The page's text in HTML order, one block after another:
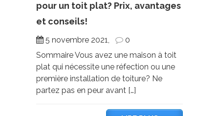
pour un toit plat? Prix, avantages
et conseils!
5 novembre 2021,
0
Sommaire Vous avez une maison à toit
plat qui nécessite une réfection ou une
première installation de toiture? Ne
partez pas en peur avant […]